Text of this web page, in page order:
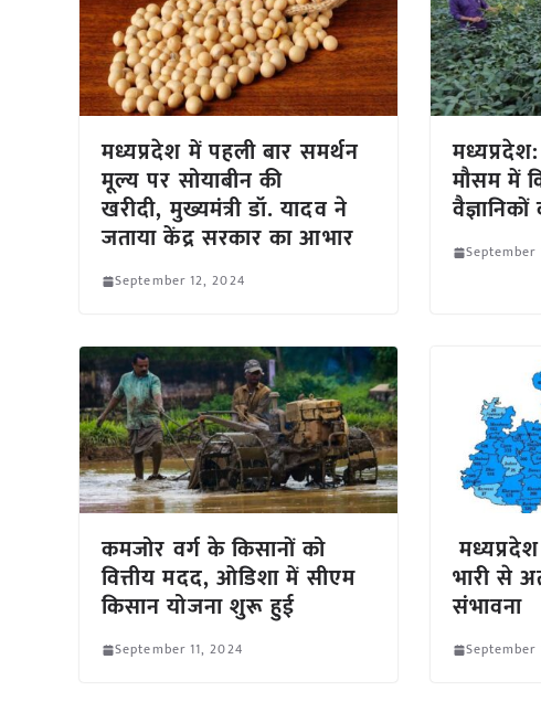
मध्यप्रदेश में पहली बार समर्थन
मूल्य पर सोयाबीन की
खरीदी, मुख्यमंत्री डॉ. यादव ने
जताया केंद्र सरकार का आभार
September 12, 2024
मौसम में
September
कमजोर वर्ग के किसानों को
वित्तीय मदद, ओडिशा में सीएम
किसान योजना शुरू हुई
September 11, 2024
भारी से
संभावना
September